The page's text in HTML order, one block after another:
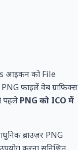
आइकन को File
फ़ाइलें वेब ग्राफ़िक्स
पहले PNG को ICO में
ब्राउज़र PNG